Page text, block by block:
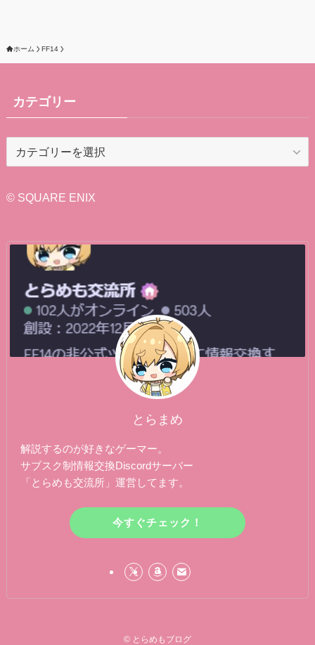
ホーム FF14
カテゴリー
リ
© SQUARE ENIX
とらまめ
解説するのが好きなゲーマー。
サブスク制情報交換Discordサーバー
「とらめも交流所」運営してます。
今すぐチェック！
© とらめもブログ